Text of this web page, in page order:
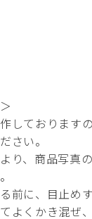
しております
さい。
り、商品写真
前に、目止め
よくかき混ぜ